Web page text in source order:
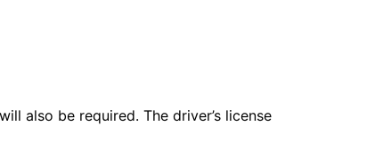
also be required. The driver’s license